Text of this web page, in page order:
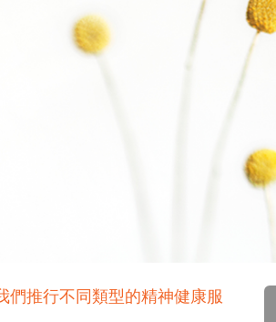
們推行不同類型的精神健康服